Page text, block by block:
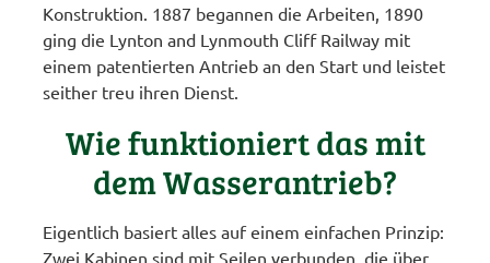
Konstruktion. 1887 begannen die Arbeiten, 1890
ging die Lynton and Lynmouth Cliff Railway mit
einem patentierten Antrieb an den Start und leistet
seither treu ihren Dienst.
Wie funktioniert das mit
dem Wasserantrieb?
Eigentlich basiert alles auf einem einfachen Prinzip:
Zwei Kabinen sind mit Seilen verbunden, die über